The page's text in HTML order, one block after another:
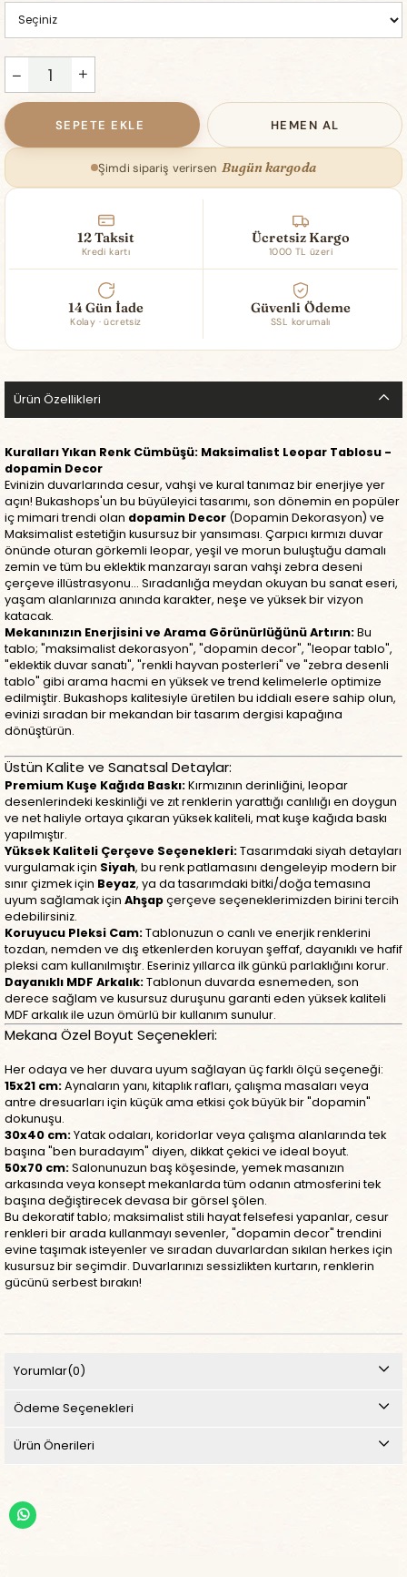
Şimdi sipariş verirsen Bugün kargoda
12 Taksit
Kredi kartı
Ücretsiz Kargo
1000 TL üzeri
14 Gün İade
Kolay · ücretsiz
Güvenli Ödeme
SSL korumalı
Ürün Özellikleri
Kuralları Yıkan Renk Cümbüşü: Maksimalist Leopar Tablosu -
dopamin Decor
Evinizin duvarlarında cesur, vahşi ve kural tanımaz bir enerjiye yer
açın! Bukashops'un bu büyüleyici tasarımı, son dönemin en popüler
iç mimari trendi olan dopamin Decor (Dopamin Dekorasyon) ve
Maksimalist estetiğin kusursuz bir yansıması. Çarpıcı kırmızı duvar
önünde oturan görkemli leopar, yeşil ve morun buluştuğu damalı
zemin ve tüm bu eklektik manzarayı saran vahşi zebra deseni
çerçeve illüstrasyonu... Sıradanlığa meydan okuyan bu sanat eseri,
yaşam alanlarınıza anında karakter, neşe ve yüksek bir vizyon
katacak.
Mekanınızın Enerjisini ve Arama Görünürlüğünü Artırın:Bu
tablo; "maksimalist dekorasyon", "dopamin decor", "leopar tablo",
"eklektik duvar sanatı", "renkli hayvan posterleri" ve "zebra desenli
tablo" gibi arama hacmi en yüksek ve trend kelimelerle optimize
edilmiştir. Bukashops kalitesiyle üretilen bu iddialı esere sahip olun,
evinizi sıradan bir mekandan bir tasarım dergisi kapağına
dönüştürün.
Üstün Kalite ve Sanatsal Detaylar:
Premium Kuşe Kağıda Baskı:Kırmızının derinliğini, leopar
desenlerindeki keskinliği ve zıt renklerin yarattığı canlılığı en doygun
ve net haliyle ortaya çıkaran yüksek kaliteli, mat kuşe kağıda baskı
yapılmıştır.
Yüksek Kaliteli Çerçeve Seçenekleri:Tasarımdaki siyah detayları
vurgulamak için Siyah, bu renk patlamasını dengeleyip modern bir
sınır çizmek için Beyaz, ya da tasarımdaki bitki/doğa temasına
uyum sağlamak için Ahşapçerçeve seçeneklerimizden birini tercih
edebilirsiniz.
Koruyucu Pleksi Cam:Tablonuzun o canlı ve enerjik renklerini
tozdan, nemden ve dış etkenlerden koruyan şeffaf, dayanıklı ve hafif
pleksi cam kullanılmıştır. Eseriniz yıllarca ilk günkü parlaklığını korur.
Dayanıklı MDF Arkalık:Tablonun duvarda esnemeden, son
derece sağlam ve kusursuz duruşunu garanti eden yüksek kaliteli
MDF arkalık ile uzun ömürlü bir kullanım sunulur.
Mekana Özel Boyut Seçenekleri:
Her odaya ve her duvara uyum sağlayan üç farklı ölçü seçeneği:
15x21 cm:Aynaların yanı, kitaplık rafları, çalışma masaları veya
antre dresuarları için küçük ama etkisi çok büyük bir "dopamin"
dokunuşu.
30x40 cm:Yatak odaları, koridorlar veya çalışma alanlarında tek
başına "ben buradayım" diyen, dikkat çekici ve ideal boyut.
50x70 cm:Salonunuzun baş köşesinde, yemek masanızın
arkasında veya konsept mekanlarda tüm odanın atmosferini tek
başına değiştirecek devasa bir görsel şölen.
Bu dekoratif tablo; maksimalist stili hayat felsefesi yapanlar, cesur
renkleri bir arada kullanmayı sevenler, "dopamin decor" trendini
evine taşımak isteyenler ve sıradan duvarlardan sıkılan herkes için
kusursuz bir seçimdir. Duvarlarınızı sessizlikten kurtarın, renklerin
gücünü serbest bırakın!
Yorumlar(0)
Ödeme Seçenekleri
Ürün Önerileri